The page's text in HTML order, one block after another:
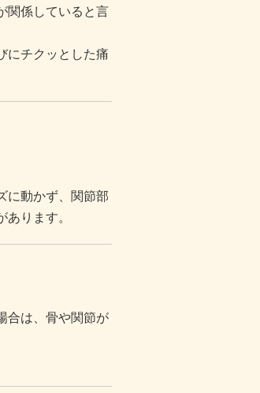
関係していると言
にチクッとした痛
に動かず、関節部
ります。
合は、骨や関節が